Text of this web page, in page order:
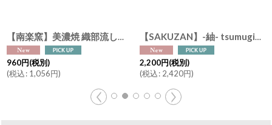
NR-oribe-02]
【南楽窯】美濃焼 織部流し 湯呑み 小鉢 日本製 φ8.5cm [NR-
960円(税別)
(税込: 1,056円)
【SAKUZAN】-紬- tsumugi 片口碗 碗 中鉢 抹茶ラテボウル 作山窯 日本製 美濃焼 φ13cm
2,200円(税別)
(税込: 2,420円)